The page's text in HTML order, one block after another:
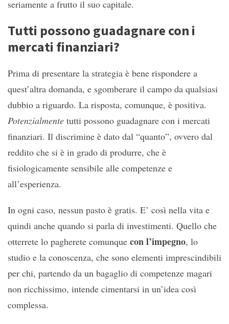
seriamente a frutto il suo capitale.
Tutti possono guadagnare con i
mercati finanziari?
Prima di presentare la strategia è bene rispondere a
quest’altra domanda, e sgomberare il campo da qualsiasi
dubbio a riguardo. La risposta, comunque, è positiva.
Potenzialmente tutti possono guadagnare con i mercati
finanziari. Il discrimine è dato dal “quanto”, ovvero dal
reddito che si è in grado di produrre, che è
fisiologicamente sensibile alle competenze e
all’esperienza.
In ogni caso, nessun pasto è gratis. E’ così nella vita e
quindi anche quando si parla di investimenti. Quello che
otterrete lo pagherete comunque con l’impegno, lo
studio e la conoscenza, che sono elementi imprescindibili
per chi, partendo da un bagaglio di competenze magari
non ricchissimo, intende cimentarsi in un’idea così
complessa.